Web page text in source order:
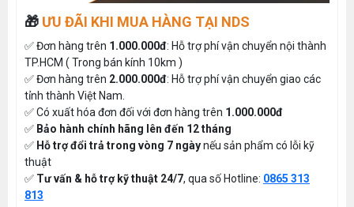
🎁 ƯU ĐÃI KHI MUA HÀNG TẠI NDS
✅ Đơn hàng trên 1.000.000đ: Hỗ trợ phí vận chuyển nội thành
TP.HCM ( Trong bán kính 10km )
✅ Đơn hàng trên 2.000.000đ: Hỗ trợ phí vận chuyển giao các
tỉnh thành Việt Nam.
✅ Có xuất hóa đơn đối với đơn hàng trên 1.000.000đ
✅ Bảo hành chính hãng lên đến 12 tháng
✅ Hỗ trợ đổi trả trong vòng 7 ngàynếu sản phẩm có lỗi kỹ
thuật
✅ Tư vấn & hỗ trợ kỹ thuật 24/7, qua số Hotline: 0865 313
813